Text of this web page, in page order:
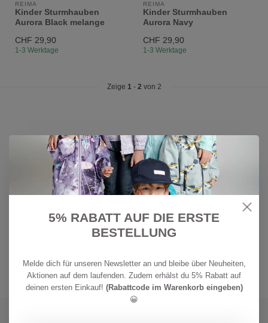
REIMA
Kinder Sturmhauben
Aurora Black melange
CHF 29,90
1-3 Werktage
REIMA
Kinder Sturmhauben
Aurora Navy
CHF 29,90
1-3 Werktage
Zeige 1- 2 von 2
Der Schneesturm kann kommen! Mit diesen Helmmützen ist Ihr Kind
auch bei den widrigsten Bedingungen auf der Skipiste geschützt. Das
Sortiment umfasst Schalmützen für Babys bis Sturmhauben und
5% RABATT AUF DIE ERSTE
BESTELLUNG
Melde dich für unseren Newsletter an und bleibe über Neuheiten,
Aktionen auf dem laufenden. Zudem erhälst du 5% Rabatt auf
deinen ersten Einkauf! (Rabattcode im Warenkorb eingeben)
😀